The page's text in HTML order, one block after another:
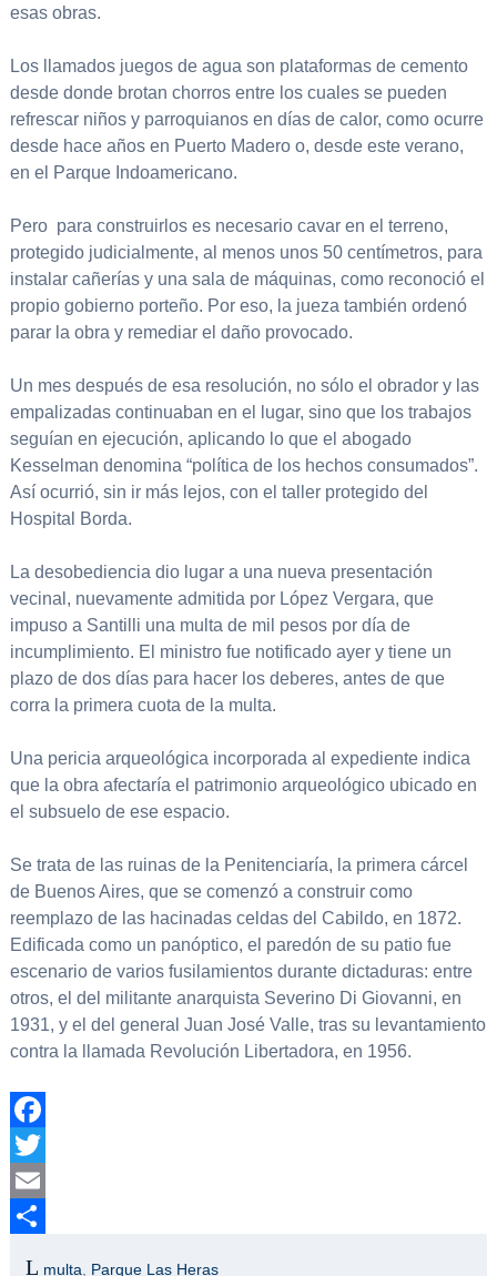
esas obras.
Los llamados juegos de agua son plataformas de cemento
desde donde brotan chorros entre los cuales se pueden
refrescar niños y parroquianos en días de calor, como ocurre
desde hace años en Puerto Madero o, desde este verano,
en el Parque Indoamericano.
Pero para construirlos es necesario cavar en el terreno,
protegido judicialmente, al menos unos 50 centímetros, para
instalar cañerías y una sala de máquinas, como reconoció el
propio gobierno porteño. Por eso, la jueza también ordenó
parar la obra y remediar el daño provocado.
Un mes después de esa resolución, no sólo el obrador y las
empalizadas continuaban en el lugar, sino que los trabajos
seguían en ejecución, aplicando lo que el abogado
Kesselman denomina “política de los hechos consumados”.
Así ocurrió, sin ir más lejos, con el taller protegido del
Hospital Borda.
La desobediencia dio lugar a una nueva presentación
vecinal, nuevamente admitida por López Vergara, que
impuso a Santilli una multa de mil pesos por día de
incumplimiento. El ministro fue notificado ayer y tiene un
plazo de dos días para hacer los deberes, antes de que
corra la primera cuota de la multa.
Una pericia arqueológica incorporada al expediente indica
que la obra afectaría el patrimonio arqueológico ubicado en
el subsuelo de ese espacio.
Se trata de las ruinas de la Penitenciaría, la primera cárcel
de Buenos Aires, que se comenzó a construir como
reemplazo de las hacinadas celdas del Cabildo, en 1872.
Edificada como un panóptico, el paredón de su patio fue
escenario de varios fusilamientos durante dictaduras: entre
otros, el del militante anarquista Severino Di Giovanni, en
1931, y el del general Juan José Valle, tras su levantamiento
contra la llamada Revolución Libertadora, en 1956.
Facebook
Twitter
Email
multa Parque Las Heras